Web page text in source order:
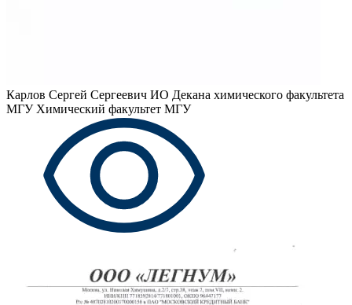
Карлов Сергей Сергеевич ИО Декана химического факультета
МГУ Химический факультет МГУ